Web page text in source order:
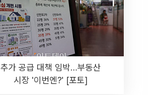
추가 공급 대책 임박…부동산
시장 '이번엔?' [포토]